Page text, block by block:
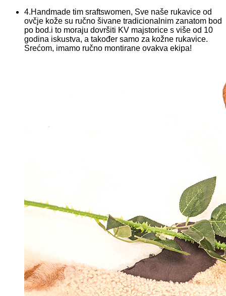
4.Handmade tim sraftswomen, Sve naše rukavice od
ovčje kože su ručno šivane tradicionalnim zanatom bod
po bod.i to moraju dovršiti KV majstorice s više od 10
godina iskustva, a također samo za kožne rukavice.
Srećom, imamo ručno montirane ovakva ekipa!